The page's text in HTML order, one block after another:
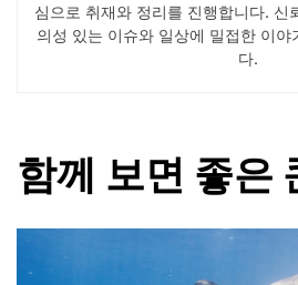
심으로 취재와 정리를 진행합니다. 신
의성 있는 이슈와 일상에 밀접한 이야
다.
함께 보면 좋은